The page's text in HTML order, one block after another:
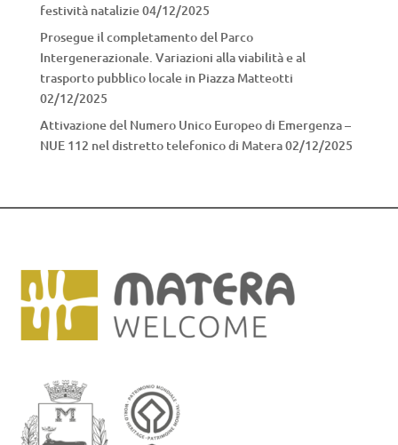
festività natalizie04/12/2025
Prosegue il completamento del Parco
Intergenerazionale. Variazioni alla viabilità e al
trasporto pubblico locale in Piazza Matteotti
02/12/2025
Attivazione del Numero Unico Europeo di Emergenza –
NUE 112 nel distretto telefonico di Matera02/12/2025